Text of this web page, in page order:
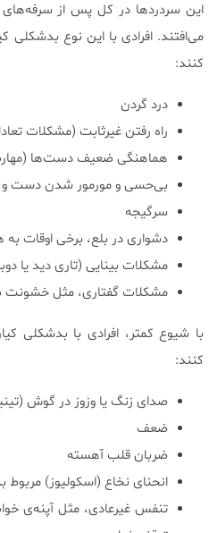
این سردردها در کل پس از
می‌افتند. افرادی با این نوع بدشکلی
کنند:
درد گردن
راه رفتن غیرثابت (مشکلات
هماهنگی ضعیف دست‌ها
بی‌حسی و مورمور شدن دست و
سرگیجه
دشواری در بلع، برخی اوقات
مشکلات بینایی (تاری دید یا
مشکلات گفتاری، مثل خشونت
با شیوع کمتر، افرادی با بدشکلی
کنند:
صدای زنگ یا وزوز در گوش
ضعف
ضربان قلب آهسته
انحنای نخاع (اسکولیوز) مربوط
تنفس غیرعادی، مثل آپنه‌ی